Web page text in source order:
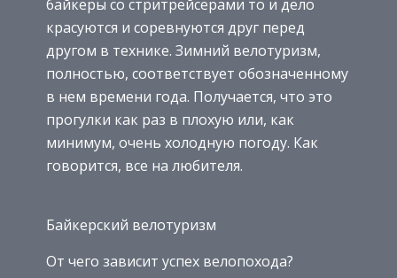
байкеры со стритрейсерами то и дело
красуются и соревнуются друг перед
другом в технике. Зимний велотуризм,
полностью, соответствует обозначенному
в нем времени года. Получается, что это
прогулки как раз в плохую или, как
минимум, очень холодную погоду. Как
говорится, все на любителя.
Байкерский велотуризм
От чего зависит успех велопохода?